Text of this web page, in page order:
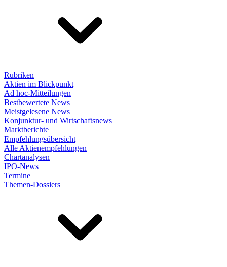
Rubriken
Aktien im Blickpunkt
Ad hoc-Mitteilungen
Bestbewertete News
Meistgelesene News
Konjunktur- und Wirtschaftsnews
Marktberichte
Empfehlungsübersicht
Alle Aktienempfehlungen
Chartanalysen
IPO-News
Termine
Themen-Dossiers